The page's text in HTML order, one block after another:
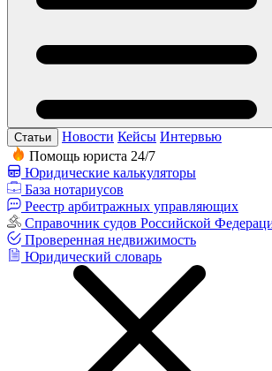
Статьи Новости Кейсы Интервью
Помощь юриста 24/7
Юридические калькуляторы
База нотариусов
Реестр арбитражных управляющих
Справочник судов Российской
Проверенная недвижимость
Юридический словарь